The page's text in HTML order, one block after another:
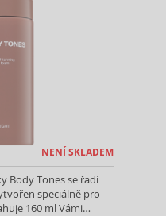
NENÍ SKLADEM
Body Tones se řadí
speciálně pro
160 ml Vámi